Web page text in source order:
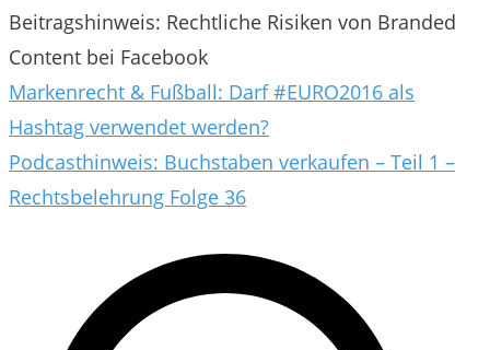
Beitragshinweis: Rechtliche Risiken von Branded
Content bei Facebook
Beitragsnavigation
Markenrecht & Fußball: Darf #EURO2016 als
Hashtag verwendet werden?
Podcasthinweis: Buchstaben verkaufen – Teil 1 –
Rechtsbelehrung Folge 36